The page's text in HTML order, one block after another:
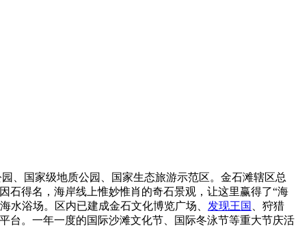
、国家级地质公园、国家生态旅游示范区。金石滩辖区总
石得名，海岸线上惟妙惟肖的奇石景观，让这里赢得了“海
水浴场。区内已建成金石文化博览广场、 发现王国
、狩猎
台。一年一度的国际沙滩文化节、国际冬泳节等重大节庆活